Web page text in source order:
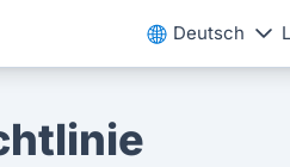
Deutsch